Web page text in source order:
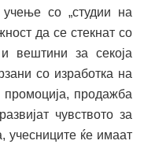
со „студии на
да се стекнат со
вештини за секоја
со изработка на
промоција, продажба
чувството за
учесниците ќе имаат